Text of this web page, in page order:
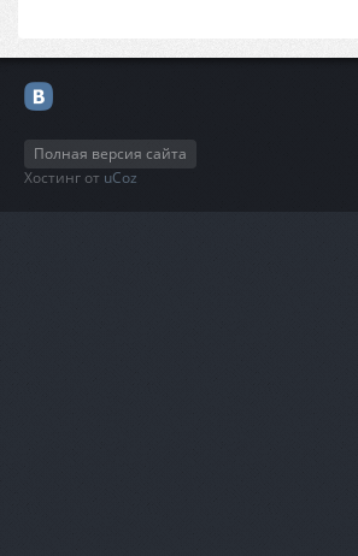
Полная версия сайта
Хостинг от uCoz